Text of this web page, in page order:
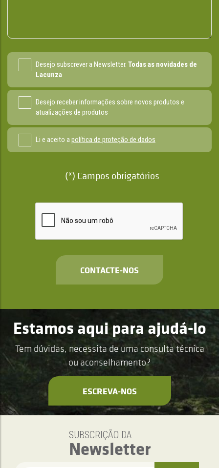
Desejo subscrever a Newsletter. Todas as novidades de
Lacunza
Desejo receber informações sobre novos produtos e
atualizações de produtos
Li e aceito apolítica de proteção de dados
(*) Campos obrigatórios
CONTACTE-NOS
Estamos aqui para ajudá-lo
Tem dúvidas, necessita de uma consulta técnica
ou aconselhamento?
ESCREVA-NOS
SUBSCRIÇÃO DA
Newsletter